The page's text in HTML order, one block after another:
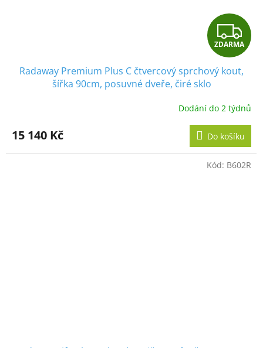
Z
D
A
R
M
A
ZDARMA
Radaway Premium Plus C čtvercový sprchový kout,
šířka 90cm, posuvné dveře, čiré sklo
Dodání do 2 týdnů
15 140 Kč Do košíku
Kód: B602R